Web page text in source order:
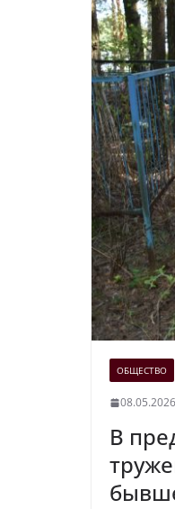
ОБЩЕСТВО
08.05.2026
В